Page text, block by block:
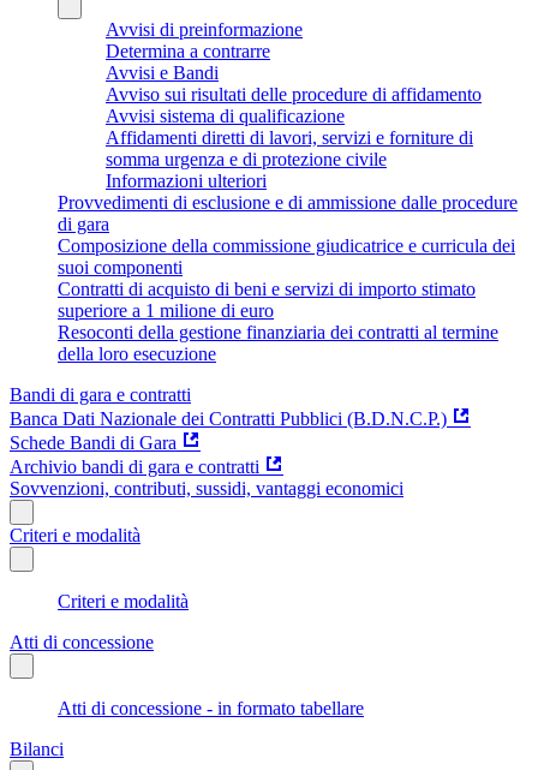
Avvisi di preinformazione
Determina a contrarre
Avvisi e Bandi
Avviso sui risultati delle procedure di affidamento
Avvisi sistema di qualificazione
Affidamenti diretti di lavori, servizi e forniture di
somma urgenza e di protezione civile
Informazioni ulteriori
Provvedimenti di esclusione e di ammissione dalle procedure
di gara
Composizione della commissione giudicatrice e curricula dei
suoi componenti
Contratti di acquisto di beni e servizi di importo stimato
superiore a 1 milione di euro
Resoconti della gestione finanziaria dei contratti al termine
della loro esecuzione
Bandi di gara e contratti
Banca Dati Nazionale dei Contratti Pubblici (B.D.N.C.P.)
Schede Bandi di Gara
Archivio bandi di gara e contratti
Sovvenzioni, contributi, sussidi, vantaggi economici
Criteri e modalità
Criteri e modalità
Atti di concessione
Atti di concessione - in formato tabellare
Bilanci